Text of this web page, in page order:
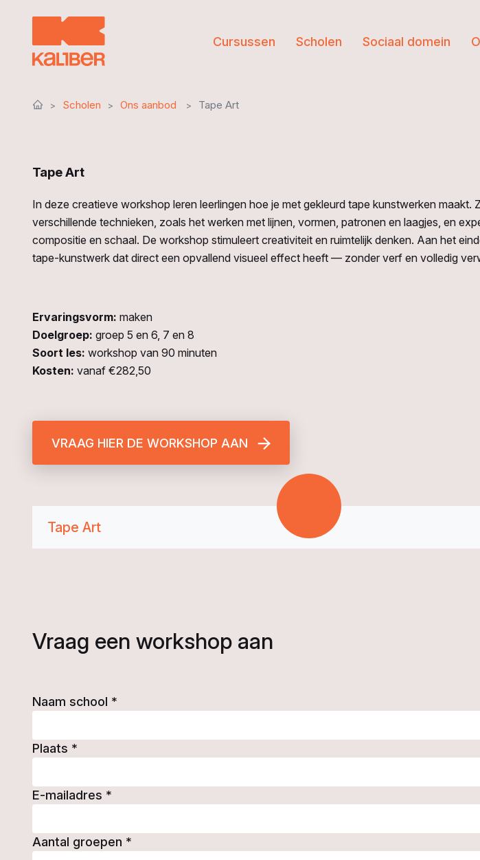
Cursussen Scholen Sociaal domein
Scholen Ons aanbod Tape Art
Tape Art
In deze creatieve workshop leren leerlingen hoe je met gekleurd tape kunstwerken maakt.
verschillende technieken, zoals het werken met lijnen, vormen, patronen en laagjes, en
compositie en schaal. De workshop stimuleert creativiteit en ruimtelijk denken. Aan het
tape-kunstwerk dat direct een opvallend visueel effect heeft — zonder verf en volledig
Ervaringsvorm: maken
Doelgroep: groep 5 en 6, 7 en 8
Soort les: workshop van 90 minuten
Kosten: vanaf €282,50
VRAAG HIER DE WORKSHOP AAN
Tape Art
Vraag een workshop aan
Naam school *
Plaats *
E-mailadres *
Aantal groepen *